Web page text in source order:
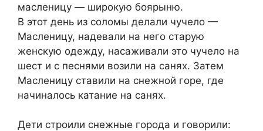
масленицу — широкую боярыню.
В этот день из соломы делали чучело —
Масленицу, надевали на него старую
женскую одежду, насаживали это чучело на
шест и с песнями возили на санях. Затем
Масленицу ставили на снежной горе, где
начиналось катание на санях.
Дети строили снежные города и говорили: